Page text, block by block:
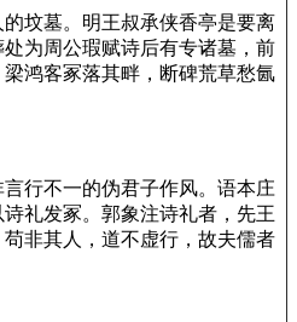
坟墓。明王叔承侠香亭是要离
为周公瑕赋诗后有专诸墓，前
鸿客冢落其畔，断碑荒草愁氤
言行不一的伪君子作风。语本庄
礼发冢。郭象注诗礼者，先王
苟非其人，道不虚行，故夫儒者